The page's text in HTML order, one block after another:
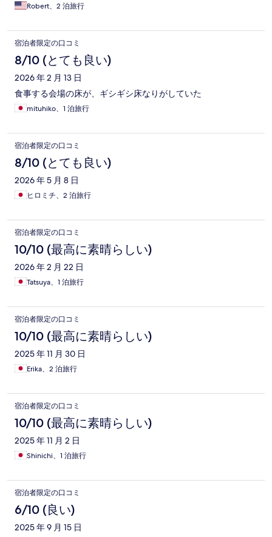
smoking room. My request to the property is to create more
smoking rooms, period! Because smokers can easily go outside
the door and have a smoke. There’s no reason to smoke it up
where they eat and sleep! 2. The fan in the bathroom is on 24
hours a day. When its the dead of winter and you’re freezing. It’s
a very freezing cold shower if you wish to conserve hot water
and not let the water running while you soap up. Then you have
that fan running blowing cold air into the shower room. My
request to the property is to change the fan so it can be
factor but for goodness sakes, part of the housekeeping job is
to clean the shower and if they do that after every check out,
there won’t be a chance for mold to grow. So no reason to have
the fan on 24 hours a day without a switch to turn it off by the
guests!! PLEASE DO BETTER! Robert Speaker
Robert、2 泊旅行
宿泊者限定の口コミ
8/10 (とても良い)
2026 年 2 月 13 日
食事する会場の床が、ギシギシ床なりがしていた
mituhiko、1 泊旅行
宿泊者限定の口コミ
8/10 (とても良い)
2026 年 5 月 8 日
ヒロミチ、2 泊旅行
宿泊者限定の口コミ
10/10 (最高に素晴らしい)
2026 年 2 月 22 日
Tatsuya、1 泊旅行
宿泊者限定の口コミ
10/10 (最高に素晴らしい)
2025 年 11 月 30 日
Erika、2 泊旅行
宿泊者限定の口コミ
10/10 (最高に素晴らしい)
2025 年 11 月 2 日
Shinichi、1 泊旅行
宿泊者限定の口コミ
6/10 (良い)
2025 年 9 月 15 日